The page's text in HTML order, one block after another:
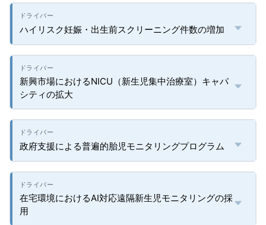
ハイリスク妊娠・出生前スクリーニング件数の増加
新興市場におけるNICU（新生児集中治療室）キャパ
シティの拡大
政府支援による普遍的胎児モニタリングプログラム
在宅環境におけるAI対応遠隔新生児モニタリングの採
用